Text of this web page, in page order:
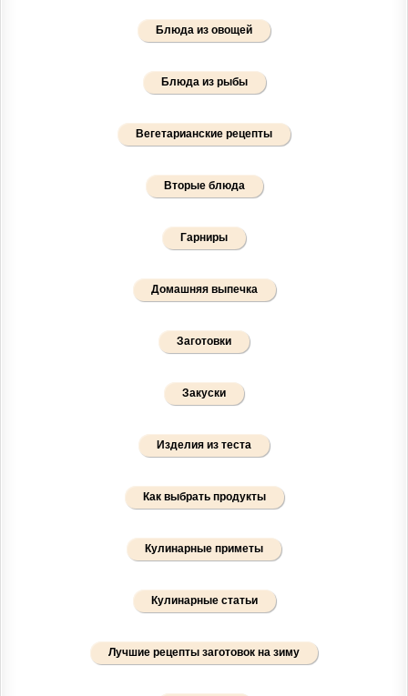
Блюда из овощей
Блюда из рыбы
Вегетарианские рецепты
Вторые блюда
Гарниры
Домашняя выпечка
Заготовки
Закуски
Изделия из теста
Как выбрать продукты
Кулинарные приметы
Кулинарные статьи
Лучшие рецепты заготовок на зиму